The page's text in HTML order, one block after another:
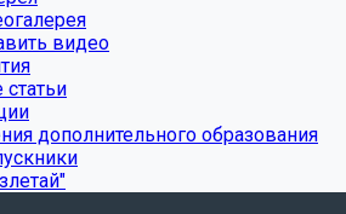
видео
дополнительного образования